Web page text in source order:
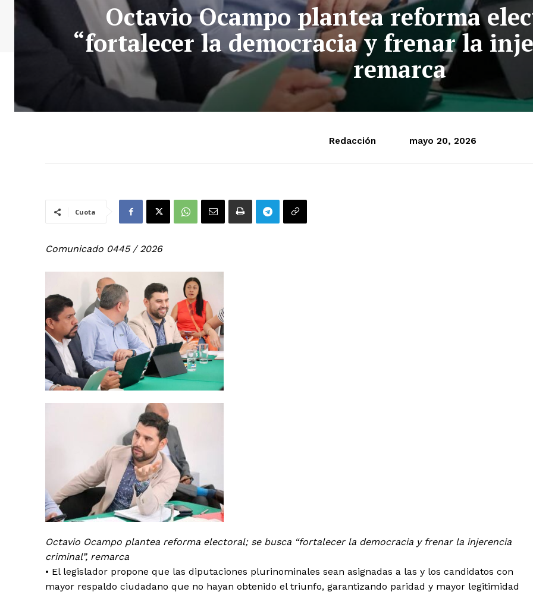
Octavio Ocampo plantea reforma
“fortalecer la democracia y frenar la
remarca
Redacción mayo 20, 2026
Cuota
Comunicado 0445 / 2026
Octavio Ocampo plantea reforma electoral; se busca “fortalecer la democracia y frenar la injerencia
criminal”, remarca
•⁠ ⁠El legislador propone que las diputaciones plurinominales sean asignadas a las y los candidatos con
mayor respaldo ciudadano que no hayan obtenido el triunfo, garantizando paridad y mayor legitimidad